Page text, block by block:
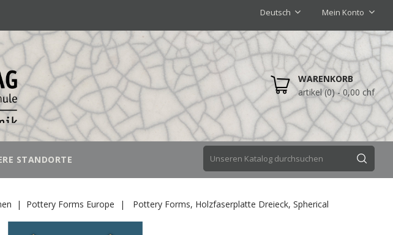
Deutsch Mein Konto
WARENKORB
artikel (0)- 0,00 chf
STANDORTE
Pottery Forms Europe Pottery Forms, Holzfaserplatte Dreieck, Spherical